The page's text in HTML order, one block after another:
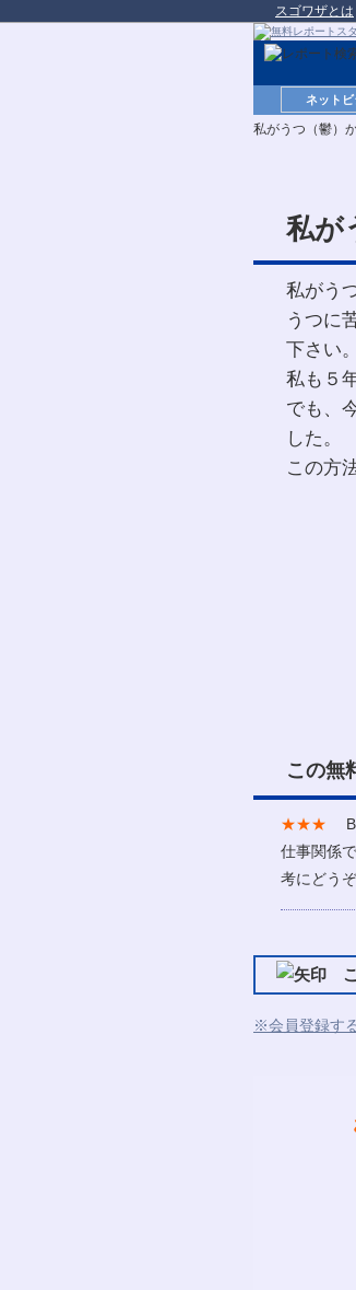
スゴワザとは
ネット
私がうつ（鬱）
私が
私がう
うつに
下さい。
私も５
でも、
した。
この方
この無
★★★
仕事関係
考にどうぞ
こ
※会員登録す